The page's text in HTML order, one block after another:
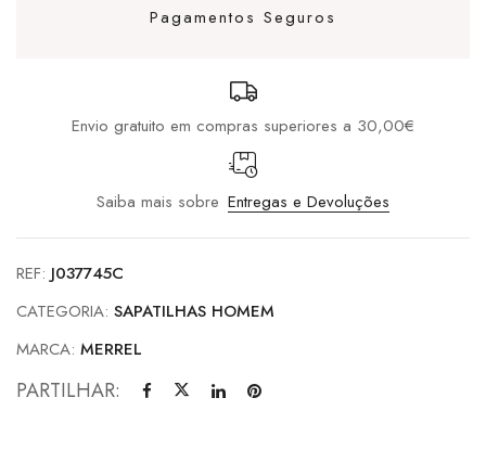
Pagamentos Seguros
Envio gratuito em compras superiores a 30,00€
Saiba mais sobre Entregas e Devoluções
REF: J037745C
CATEGORIA: SAPATILHAS HOMEM
MARCA: MERREL
PARTILHAR: